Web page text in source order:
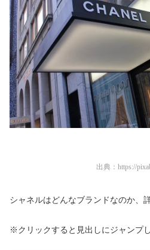
出典： https://
シャネルはどんなブランドなのか、
※クリックすると見出しにジャンプ